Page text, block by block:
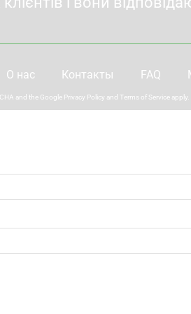
О нас Контакты FAQ
and the Google Privacy Policy and Terms of Service apply.